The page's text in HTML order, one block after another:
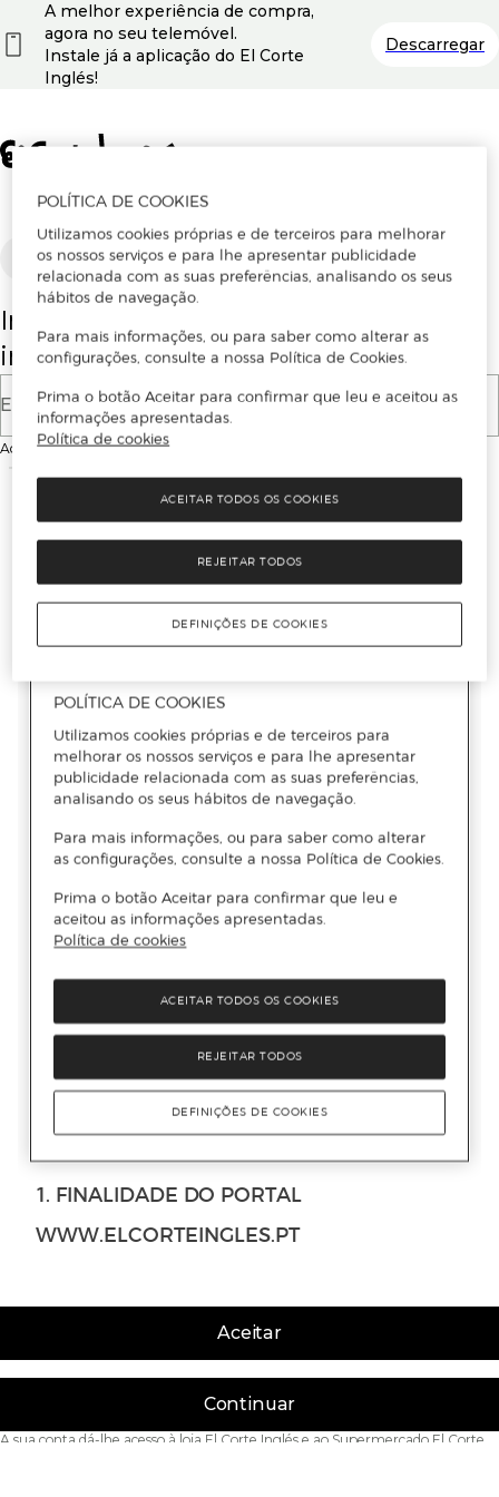
Português
Insira o seu email para se registar ou
iniciar sessão.
E-mail
Ao continuar, aceitas asCondições de utilização
Aceitar
Continuar
A sua conta dá-lhe acesso à loja El Corte Inglés e ao Supermercado El Corte
A melhor experiência de compra,
agora no seu telemóvel.
Instale já a aplicação do El Corte
Inglés!
Descarregar
POLÍTICA DE COOKIES
Utilizamos cookies próprias e de terceiros para melhorar
os nossos serviços e para lhe apresentar publicidade
relacionada com as suas preferências, analisando os seus
hábitos de navegação.
Para mais informações, ou para saber como alterar as
configurações, consulte a nossa Política de Cookies.
Prima o botão Aceitar para confirmar que leu e aceitou as
informações apresentadas.
Política de cookies
REJEITAR TODOS
ACEITAR TODOS OS COOKIES
DEFINIÇÕES DE COOKIES